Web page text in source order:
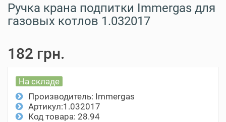
Ручка крана подпитки Immergas для
газовых котлов 1.032017
182 грн.
На складе
Производитель: Immergas
Артикул:1.032017
Код товара: 28.94